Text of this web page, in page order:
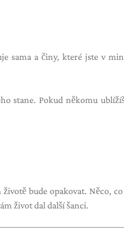
sama a činy, které jste v
stane. Pokud někomu
bude opakovat. Něco,
život dal další šanci.